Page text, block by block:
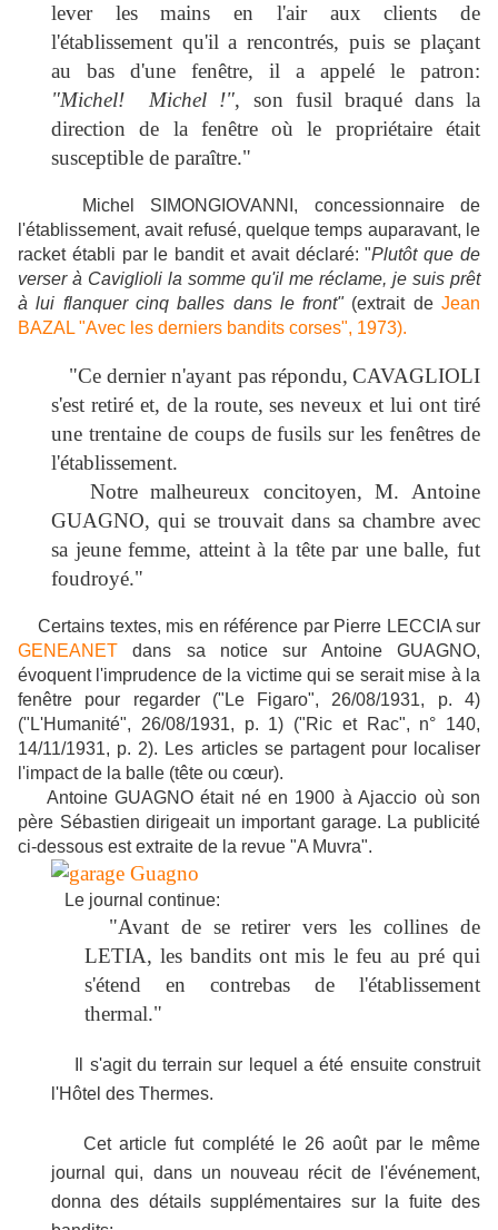
lever les mains en l'air aux clients de
l'établissement qu'il a rencontrés, puis se plaçant
au bas d'une fenêtre, il a appelé le patron:
"Michel! Michel !", son fusil braqué dans la
direction de la fenêtre où le propriétaire était
susceptible de paraître."
Michel SIMONGIOVANNI, concessionnaire de
l'établissement, avait refusé, quelque temps auparavant, le
racket établi par le bandit et avait déclaré: "Plutôt que de
verser à Caviglioli la somme qu'il me réclame, je suis prêt
à lui flanquer cinq balles dans le front"(extrait deJean
BAZAL "Avec les derniers bandits corses", 1973).
"Ce dernier n'ayant pas répondu, CAVAGLIOLI
s'est retiré et, de la route, ses neveux et lui ont tiré
une trentaine de coups de fusils sur les fenêtres de
l'établissement.
Notre malheureux concitoyen, M. Antoine
GUAGNO, qui se trouvait dans sa chambre avec
sa jeune femme, atteint à la tête par une balle, fut
foudroyé."
Certains textes, mis en référence par Pierre LECCIA sur
GENEANET dans sa notice sur Antoine GUAGNO,
évoquent l'imprudence de la victime qui se serait mise à la
fenêtre pour regarder ("Le Figaro", 26/08/1931, p. 4)
("L'Humanité", 26/08/1931, p. 1) ("Ric et Rac", n° 140,
14/11/1931, p. 2). Les articles se partagent pour localiser
l'impact de la balle (tête ou cœur).
Antoine GUAGNO était né en 1900 à Ajaccio où son
père Sébastien dirigeait un important garage. La publicité
ci-dessous est extraite de la revue "A Muvra".
Le journal continue:
"Avant de se retirer vers les collines de
LETIA, les bandits ont mis le feu au pré qui
s'étend en contrebas de l'établissement
thermal."
Il s'agit du terrain sur lequel a été ensuite construit
l'Hôtel des Thermes.
Cet article fut complété le 26 août par le même
journal qui, dans un nouveau récit de l'événement,
donna des détails supplémentaires sur la fuite des